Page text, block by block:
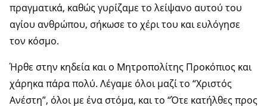
πραγματικά, καθώς γυρίζαμε το λείψανο αυτού του
αγίου ανθρώπου, σήκωσε το χέρι του και ευλόγησε
τον κόσμο.
Ήρθε στην κηδεία και ο Μητροπολίτης Προκόπιος και
χάρηκα πάρα πολύ. Λέγαμε όλοι μαζί το “Χριστός
Ανέστη”, όλοι με ένα στόμα, και το “Ότε κατήλθες προς